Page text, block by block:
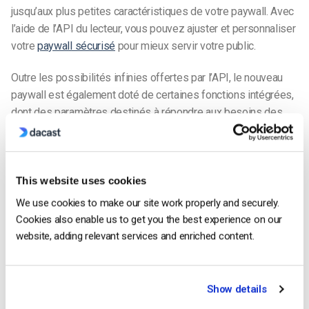
This website uses cookies
We use cookies to make our site work properly and securely.
Cookies also enable us to get you the best experience on our
website, adding relevant services and enriched content.
Show details
jusqu’aux plus petites caractéristiques de votre paywall. Avec
l’aide de l’API du lecteur, vous pouvez ajuster et personnaliser
votrepaywall sécurisé pour mieux servir votre public.
Outre les possibilités infinies offertes par l’API, le nouveau
paywall est également doté de certaines fonctions intégrées,
dont des paramètres destinés à répondre aux besoins des
téléspectateurs du monde entier.
souhaitez l’essayer sans risque pendant 14 jours ?
Commencer Gratuitement